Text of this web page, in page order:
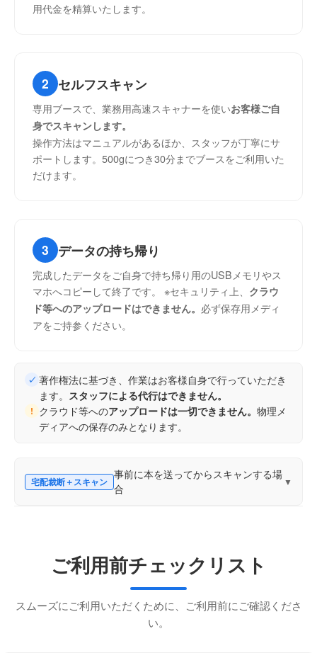
用代金を精算いたします。
2 セルフスキャン
専用ブースで、業務用高速スキャナーを使いお客様ご自
身でスキャンします。
操作方法はマニュアルがあるほか、スタッフが丁寧にサ
ポートします。500gにつき30分までブースをご利用いた
だけます。
3 データの持ち帰り
完成したデータをご自身で持ち帰り用のUSBメモリやス
マホへコピーして終了です。 ※セキュリティ上、 クラウ
ド等へのアップロードはできません。 必ず保存用メディ
アをご持参ください。
✓ 著作権法に基づき、作業はお客様自身で行っていただき
ます。 スタッフによる代行はできません。
! クラウド等へのアップロードは一切できません。 物理メ
ディアへの保存のみとなります。
宅配裁断＋スキャン
事前に本を送ってからスキャンする場
合
▼
本を箱詰めし、店舗宛に元払いで発送してくださ
い。発送後、冊数や来店予定日をフォームで入力
ご利用前チェックリスト
スムーズにご利用いただくために、ご利用前にご確認くださ
い。